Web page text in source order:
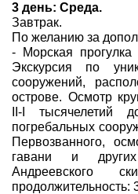
3 день: Среда.
Завтрак.
По желанию за
- Морская
Экскурсия по
сооружений,
острове. Осмотр
II-I тысячелетий
погребальных
Первозванного,
гавани и других
Андреевского
продолжительность: